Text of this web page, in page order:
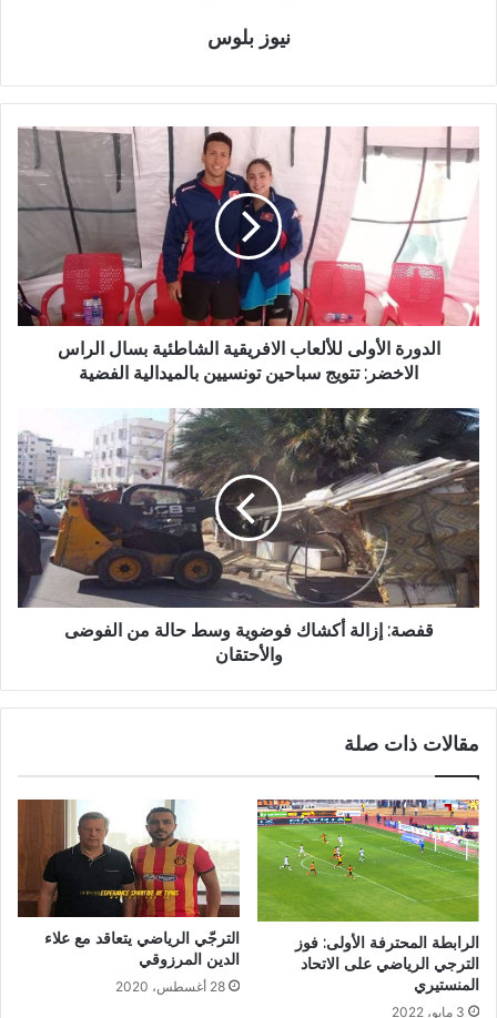
نيوز بلوس
الدورة الأولى للألعاب الافريقية الشاطئية بسال الراس
الاخضر: تتويج سباحين تونسيين بالميدالية الفضية
قفصة: إزالة أكشاك فوضوية وسط حالة من الفوضى
والأحتقان
مقالات ذات صلة
الرابطة المحترفة الأولى: فوز
الترجي الرياضي على الاتحاد
المنستيري
3 مايو، 2022
الترجّي الرياضي يتعاقد مع علاء
الدين المرزوقي
28 أغسطس، 2020